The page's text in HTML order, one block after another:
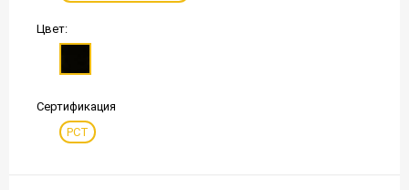
Цвет:
Сертификация
РСТ